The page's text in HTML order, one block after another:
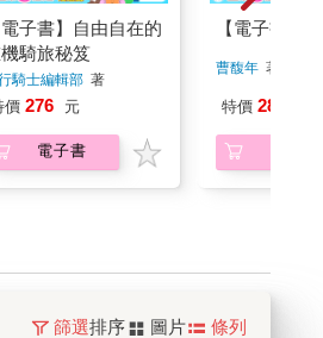
電子書】自由自在的
騎旅秘笈
騎士編輯部著
價 276 元
電子書
【電子書】
曹馥年著
特價 285
篩選排序 圖片 條列